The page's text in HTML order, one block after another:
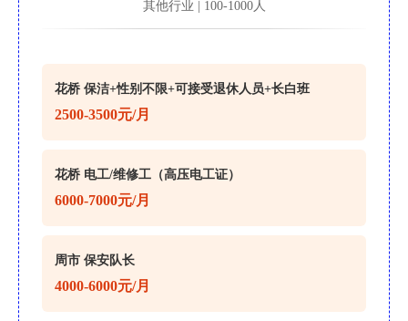
其他行业 | 100-1000人
花桥 保洁+性别不限+可接受退休人员+长白班
2500-3500元/月
花桥 电工/维修工（高压电工证）
6000-7000元/月
周市 保安队长
4000-6000元/月